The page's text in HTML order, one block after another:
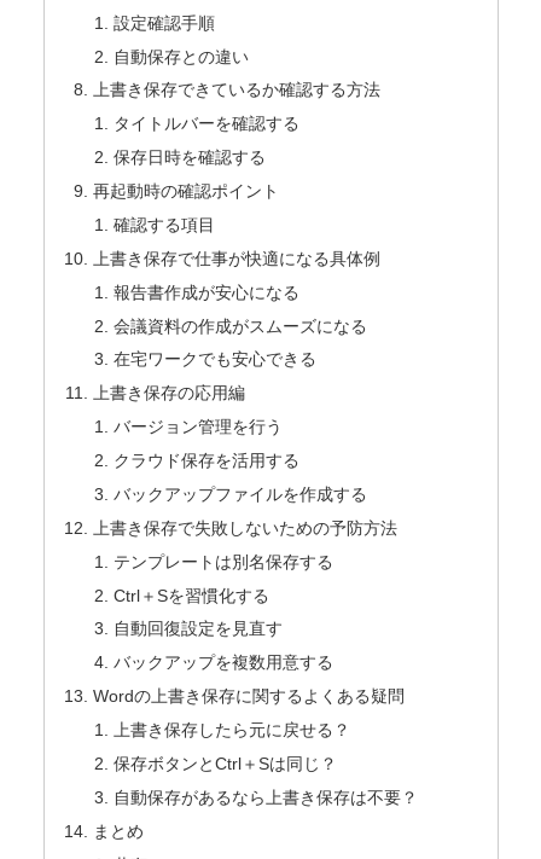
設定確認手順
自動保存との違い
上書き保存できているか確認する方法
タイトルバーを確認する
保存日時を確認する
再起動時の確認ポイント
確認する項目
上書き保存で仕事が快適になる具体例
報告書作成が安心になる
会議資料の作成がスムーズになる
在宅ワークでも安心できる
上書き保存の応用編
バージョン管理を行う
クラウド保存を活用する
バックアップファイルを作成する
上書き保存で失敗しないための予防方法
テンプレートは別名保存する
Ctrl＋Sを習慣化する
自動回復設定を見直す
バックアップを複数用意する
Wordの上書き保存に関するよくある疑問
上書き保存したら元に戻せる？
保存ボタンとCtrl＋Sは同じ？
自動保存があるなら上書き保存は不要？
まとめ